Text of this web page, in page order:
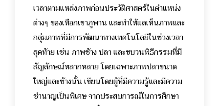
เวลาตามแหล่งภาพก่อนประวัติศาสตร์ในตำแหน่ง
ต่างๆ ของเทือกเขาภูพาน และทำให้แลเห็นภาพและ
กลุ่มภาพที่มีการพัฒนาทางเทคโนโลยีในช่วงเวลา
สุดท้าย เช่น ภาพช้าง ปลา และขบวนพิธีกรรมที่มี
สัญลักษณ์หลากหลาย โดยเฉพาะภาพปลาขนาด
ใหญ่และช้างนั้น เขียนโดยผู้ที่มีความรู้และมีความ
ชำนาญเป็นพิเศษ จากประสบการณ์ในการศึกษา